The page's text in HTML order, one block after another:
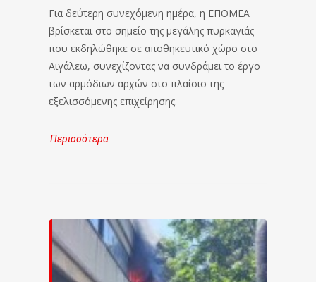
Για δεύτερη συνεχόμενη ημέρα, η ΕΠΟΜΕΑ
βρίσκεται στο σημείο της μεγάλης πυρκαγιάς
που εκδηλώθηκε σε αποθηκευτικό χώρο στο
Αιγάλεω, συνεχίζοντας να συνδράμει το έργο
των αρμόδιων αρχών στο πλαίσιο της
εξελισσόμενης επιχείρησης.
Περισσότερα